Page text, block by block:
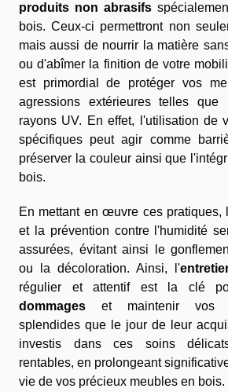
produits non abrasifs
bois. Ceux-ci permettront non
mais aussi de nourrir la matière
ou d'abîmer la finition de votre
est primordial de protéger vos
agressions extérieures telles
rayons UV. En effet, l'utilisation de
spécifiques peut agir comme
préserver la couleur ainsi que
bois.
En mettant en œuvre ces pratiques,
et la prévention contre l'humidité
assurées, évitant ainsi le
ou la décoloration. Ainsi, l'
régulier et attentif est la clé
dommages et maintenir vos
splendides que le jour de leur
investis dans ces soins
rentables, en prolongeant
vie de vos précieux meubles en bois.